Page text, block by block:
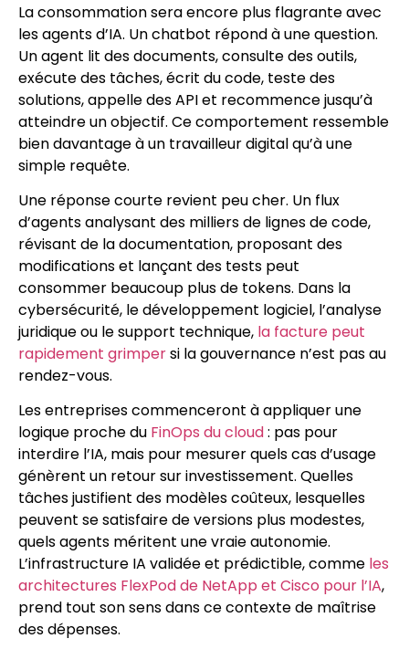
La consommation sera encore plus flagrante avec
les agents d’IA. Un chatbot répond à une question.
Un agent lit des documents, consulte des outils,
exécute des tâches, écrit du code, teste des
solutions, appelle des API et recommence jusqu’à
atteindre un objectif. Ce comportement ressemble
bien davantage à un travailleur digital qu’à une
simple requête.
Une réponse courte revient peu cher. Un flux
d’agents analysant des milliers de lignes de code,
révisant de la documentation, proposant des
modifications et lançant des tests peut
consommer beaucoup plus de tokens. Dans la
cybersécurité, le développement logiciel, l’analyse
juridique ou le support technique, la facture peut
rapidement grimpersi la gouvernance n’est pas au
rendez-vous.
Les entreprises commenceront à appliquer une
logique proche du FinOps du cloud: pas pour
interdire l’IA, mais pour mesurer quels cas d’usage
génèrent un retour sur investissement. Quelles
tâches justifient des modèles coûteux, lesquelles
peuvent se satisfaire de versions plus modestes,
quels agents méritent une vraie autonomie.
L’infrastructure IA validée et prédictible, comme les
architectures FlexPod de NetApp et Cisco pour l’IA,
prend tout son sens dans ce contexte de maîtrise
des dépenses.